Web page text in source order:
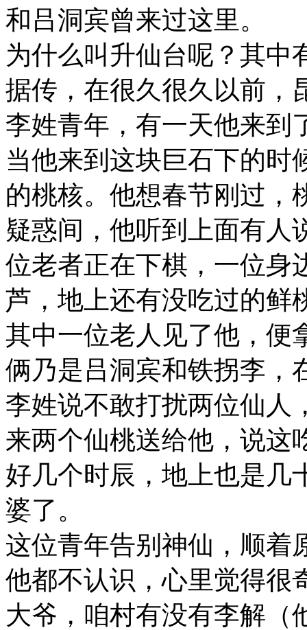
和吕洞宾曾来过这里。
为什么叫升仙台呢？其中
据传，在很久很久以前，
李姓青年，有一天他来到
当他来到这块巨石下的时
的桃核。他想春节刚过，
疑惑间，他听到上面有人
位老者正在下棋，一位身
芦，地上还有没吃过的鲜
其中一位老人见了他，便
俩乃是吕洞宾和铁拐李，
李姓说不敢打扰两位仙人
来两个仙桃送给他，说这
好几个时辰，地上也是几
婆了。
这位青年告别神仙，顺着
他都不认识，心里觉得很
大爷，咱村有没有李解（